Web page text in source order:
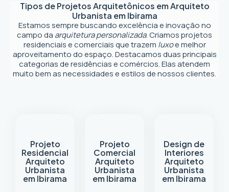
Tipos de Projetos Arquitetônicos emArquiteto
Urbanista em Ibirama
Estamos sempre buscando excelência e inovação no
campo da arquitetura personalizada. Criamos projetos
residenciais e comerciais que trazem luxoe melhor
aproveitamento do espaço. Destacamos duas principais
categorias de residências e comércios. Elas atendem
muito bem as necessidades e estilos de nossos clientes.
Projeto
Residencial
Arquiteto
Urbanista
em Ibirama
Projeto
Comercial
Arquiteto
Urbanista
em Ibirama
Design de
Interiores
Arquiteto
Urbanista
em Ibirama